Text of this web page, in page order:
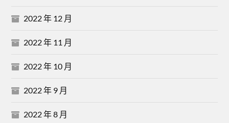
2022 年 12 月
2022 年 11 月
2022 年 10 月
2022 年 9 月
2022 年 8 月